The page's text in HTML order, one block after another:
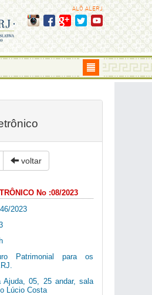
ALÔ ALERJ
voltar
No :08/2023
2023
Patrimonial para os
Ajuda, 05, 25 andar, sala
Lúcio Costa